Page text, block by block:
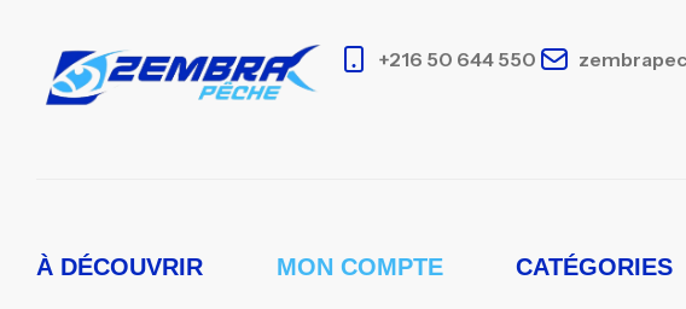
+216 50 644 550
À DÉCOUVRIR MON COMPTE CATÉGORIES